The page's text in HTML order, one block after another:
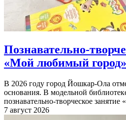
Познавательно-
«Мой любимый город»
В 2026 году город Йошкар-Ола
основания. В модельной
познавательно-творческое
7 август 2026